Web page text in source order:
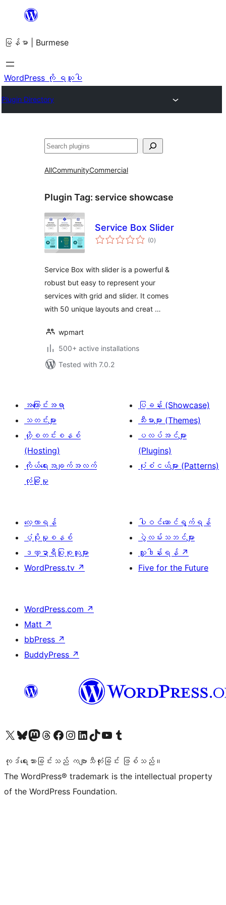
အကြောင်းအရာ
ကျော်သွား
ရန်
မြန်မာ | Burmese
WordPress ကို ရယူပါ
Plugin Directory
ရှာ
AllCommunityCommercial
Plugin Tag: service showcase
Service Box Slider
(0total
ratings
)
Service Box with slider is a powerful &
robust but easy to represent your
services with grid and slider. It comes
with 50 unique layouts and creat …
wpmart
500+ active installations
Tested with 7.0.2
အကြောင်းအရာ
သတင်းများ
ဟို့စတင်းစနစ်
(Hosting)
ကိုယ်ရေးအချက်အလက်
လုံခြုံမှု
ပြခန်း (Showcase)
သီးမားများ (Themes)
ပလပ်အင်များ
(Plugins)
ပုံစံငယ်များ (Patterns)
လေ့လာရန်
ပံ့ပိုးမှုစနစ်
ဒဏ္ဍာရီပြုစုသူများ
WordPress.tv ↗
ပါဝင်ဆောင်ရွက်ရန်
ပွဲလမ်းသဘင်များ
လှူဒါန်းရန် ↗
Five for the Future
WordPress.com ↗
Matt ↗
bbPress ↗
BuddyPress ↗
ကျွန်ုပ်တို့၏ X (ယခင် Twitter) အကောင့်သို့ သွားရောက်ကြည့်ရှုပါကျွန်ုပ်တို့၏ Bluesky အကောင့်သို့ ဝင်ရောက်ကြည့်ရှုရန်
ကျွန်ုပ်တို့၏ Mastodon အကောင့်သို့ သွားရောက်ကြည့်ရှုပါကျွန်ုပ်တို့၏ Threads အကောင့်သို့ ဝင်ရောက်ကြည့်ရှုရန်
ကျွန်ုပ်တို့၏ Facebook စာမျက်နှာသို့ သွားရောက်ကြည့်ရှုပါကျွန်ုပ်တို့၏ Instagram အကောင့်သို့ သွားရောက်ကြည့်ရှုပါ ကျွန်ုပ်တို့၏ LinkedIn အကောင့်သို့ သွားရောက်ကြည့်ရှုပါကျွန်ုပ်တို့၏ TikTok အကောင့်သို့ ဝင်ရောက်ကြည့်ရှုရန်
ကျွန်ုပ်တို့၏ YouTube ချန်နယ်သို့ သွားရောက်ကြည့်ရှုပါ ကျွန်ုပ်တို့၏ Tumblr အကောင့်သို့ ဝင်ရောက်ကြည့်ရှုရန်
ကုဒ်ရေးသားခြင်းသည် ကဗျာသီကုံးခြင်း ဖြစ်သည်။
The WordPress® trademark is the intellectual property
of the WordPress Foundation.